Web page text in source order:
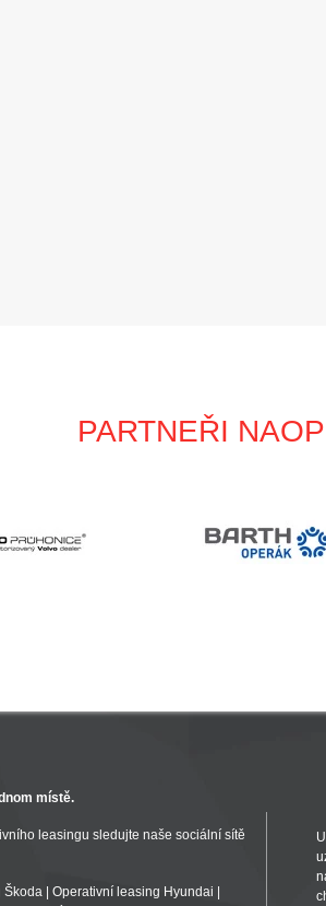
PARTNEŘI
místě.
leasingu sledujte naše sociální sítě
Škoda Operativní leasing Hyundai